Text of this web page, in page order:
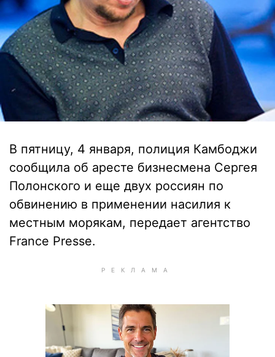
В пятницу, 4 января, полиция Камбоджи
сообщила об аресте бизнесмена Сергея
Полонского и еще двух россиян по
обвинению в применении насилия к
местным морякам, передает агентство
France Presse.